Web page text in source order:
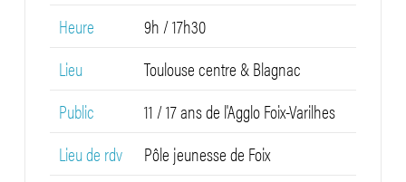
Heure
9h / 17h30
Lieu
Toulouse centre & Blagnac
Public
11 / 17 ans de l'Agglo Foix-Varilhes
Lieu de rdv
Pôle jeunesse de Foix